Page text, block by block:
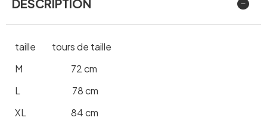
DESCRIPTION
taille tours de taille
M 72 cm
L 78 cm
XL 84 cm